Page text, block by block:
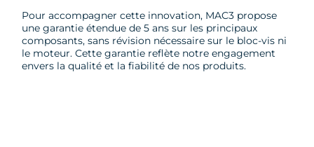
Pour accompagner cette innovation, MAC3 propose
une garantie étendue de 5 ans sur les principaux
composants, sans révision nécessaire sur le bloc-vis ni
le moteur. Cette garantie reflète notre engagement
envers la qualité et la fiabilité de nos produits.